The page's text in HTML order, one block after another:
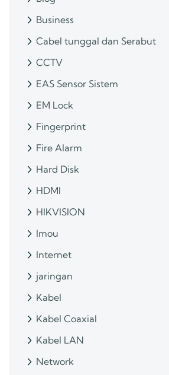
Business
Cabel tunggal dan Serabut
CCTV
EAS Sensor Sistem
EM Lock
Fingerprint
Fire Alarm
Hard Disk
HDMI
HIKVISION
Imou
Internet
jaringan
Kabel
Kabel Coaxial
Kabel LAN
Network